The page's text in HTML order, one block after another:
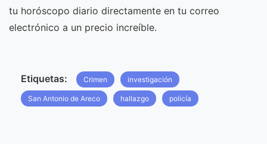
tu horóscopo diario directamente en tu correo
electrónico a un precio increíble.
Etiquetas: Crimen investigación
San Antonio de Areco hallazgo policía